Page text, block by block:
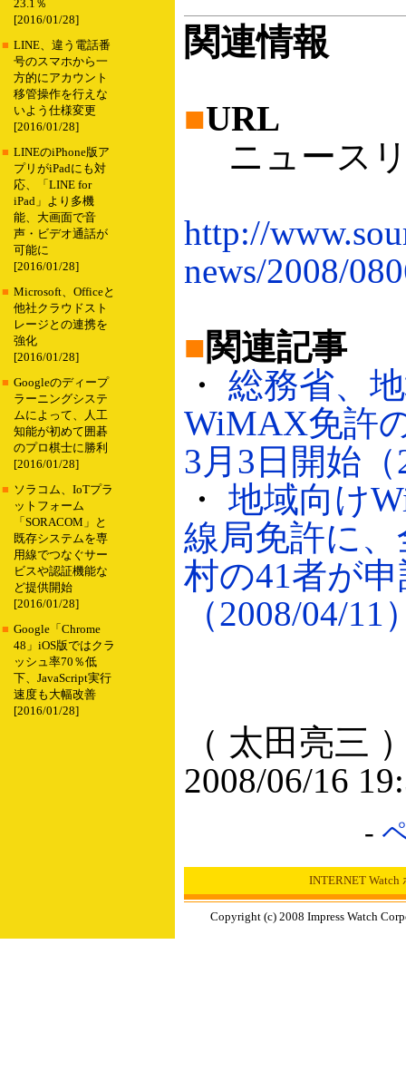
23.1％
[2016/01/28]
■ LINE、違う電話番
号のスマホから一
方的にアカウント
移管操作を行えな
いよう仕様変更
[2016/01/28]
■ LINEのiPhone版ア
プリがiPadにも対
応、「LINE for
iPad」より多機
能、大画面で音
声・ビデオ通話が
可能に
[2016/01/28]
■ Microsoft、Officeと
他社クラウドスト
レージとの連携を
強化
[2016/01/28]
■ Googleのディープ
ラーニングシステ
ムによって、人工
知能が初めて囲碁
のプロ棋士に勝利
[2016/01/28]
■ ソラコム、IoTプラ
ットフォーム
「SORACOM」と
既存システムを専
用線でつなぐサー
ビスや認証機能な
ど提供開始
[2016/01/28]
■ Google「Chrome
48」iOS版ではクラ
ッシュ率70％低
下、JavaScript実行
速度も大幅改善
[2016/01/28]
関連情報
■URL
ニュース
http://
news/2008/
■関連記事
・ 総務省、
WiMAX免許
3月3日開始（
・ 地域向け
線局免許に
村の41者が
（2008/04/11
（ 太田亮三
2008/06/16
-
INTERNET Watch
Copyright (c) 2008 Impress Watch